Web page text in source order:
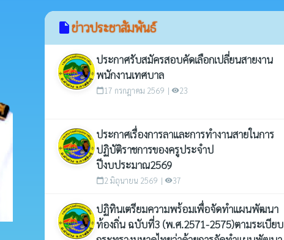
insert_drive_fileข่าวประชาสัมพันธ์
ประกาศรับสมัครสอบคัดเลือกเปลี่ยนสายงาน
พนักงานเทศบาล
calendar_today17 กรกฎาคม 2569 | visibility23
ประกาศเรื่องการลาและการทำงานสายในการ
ปฏิบัติราชการของครูประจำป
ปีงบประมาณ2569
calendar_today2 มิถุนายน 2569 | visibility37
ปฏิทินเตรียมความพร้อมเพื่อจัดทำแผนพัฒนา
ท้องถิ่น ฉบับที่3 (พ.ศ.2571-2575)ตามระเบียบ